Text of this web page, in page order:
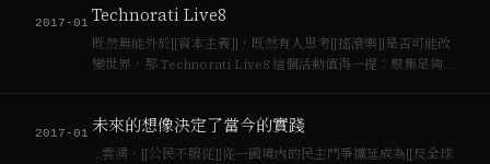
2017-01 Technorati Live8
既然無能外於[[資本主義]]，既然有人思考[[搖滾樂]]是否可能改
變世界，那 Technorati Live8 這個活動值得一提：聚集足夠
2017-01 未來的想像決定了當今的實踐
…雲湧，[[公民不服從]]從一國境內的民主鬥爭擴延成為[[反全球